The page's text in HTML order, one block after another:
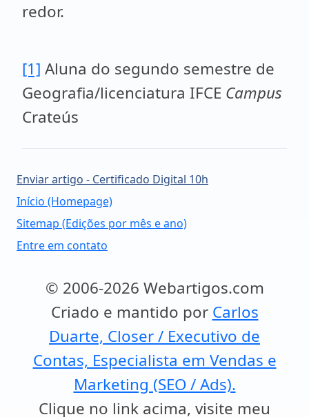
redor.
[1] Aluna do segundo semestre de
Geografia/licenciatura IFCE Campus
Crateús
Enviar artigo - Certificado Digital 10h
Início (Homepage)
Sitemap (Edições por mês e ano)
Entre em contato
© 2006-2026 Webartigos.com
Criado e mantido por Carlos
Duarte, Closer / Executivo de
Contas, Especialista em Vendas e
Marketing (SEO / Ads).
Clique no link acima, visite meu